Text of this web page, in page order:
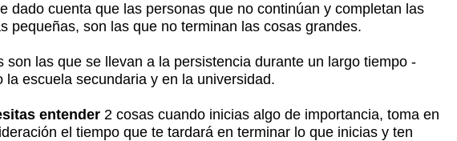
dado cuenta que las personas que no continúan y completan las
pequeñas, son las que no terminan las cosas grandes.
son las que se llevan a la persistencia durante un largo tiempo -
la escuela secundaria y en la universidad.
entender 2 cosas cuando inicias algo de importancia, toma en
el tiempo que te tardará en terminar lo que inicias y ten